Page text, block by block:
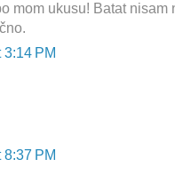
mom ukusu! Batat
3:14 PM
8:37 PM